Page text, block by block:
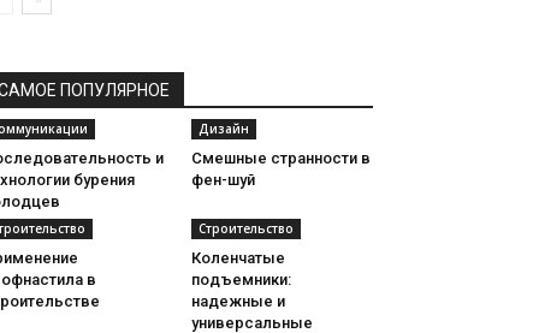
ПОПУЛЯРНОЕ
и
бурения
Дизайн
Смешные странности в
фен-шуй
в
Строительство
Коленчатые
подъемники:
надежные и
универсальные